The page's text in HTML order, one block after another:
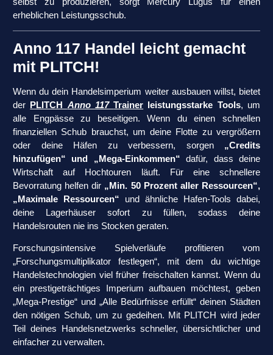
erheblichen Leistungsschub.
Anno 117 Handel leicht gemacht
mit PLITCH!
Wenn du dein Handelsimperium weiter ausbauen willst, bietet
der
PLITCH Anno 117Trainer leistungsstarke Tools, um
alle Engpässe zu beseitigen. Wenn du einen schnellen
finanziellen Schub brauchst, um deine Flotte zu vergrößern
oder deine Häfen zu verbessern, sorgen „Credits
hinzufügen“ und „Mega-Einkommen“dafür, dass deine
Wirtschaft auf Hochtouren läuft. Für eine schnellere
Bevorratung helfen dir „Min. 50 Prozent aller Ressourcen“,
„Maximale Ressourcen“ und ähnliche Hafen-Tools dabei,
deine Lagerhäuser sofort zu füllen, sodass deine
Handelsrouten nie ins Stocken geraten.
Forschungsintensive Spielverläufe profitieren vom
„Forschungsmultiplikator festlegen“, mit dem du wichtige
Handelstechnologien viel früher freischalten kannst. Wenn du
ein prestigeträchtiges Imperium aufbauen möchtest, geben
„Mega-Prestige“ und „Alle Bedürfnisse erfüllt“ deinen Städten
den nötigen Schub, um zu gedeihen. Mit PLITCH wird jeder
Teil deines Handelsnetzwerks schneller, übersichtlicher und
einfacher zu verwalten.